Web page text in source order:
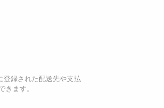
登録された配送先や支払
きます。